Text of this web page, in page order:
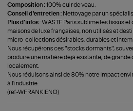
Composition :100% cuir de veau.
Conseil d'entretien : Nettoyage par un
Plus d'infos :WASTE Paris sublime les tissus
maisons de luxe françaises, non utilisés et
micro-collections désirables, durables et
Nous récupérons ces "stocks dormants",
produire une matière déjà existante, de grande
localement.
Nous réduisons ainsi de 80% notre impact
à l'industrie.
(ref-WFRANKIENO)